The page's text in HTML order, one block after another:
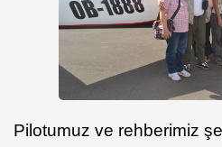
Pilotumuz ve rehberimiz